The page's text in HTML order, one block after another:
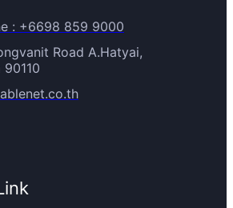
: +6698 859 9000
Road A.Hatyai,